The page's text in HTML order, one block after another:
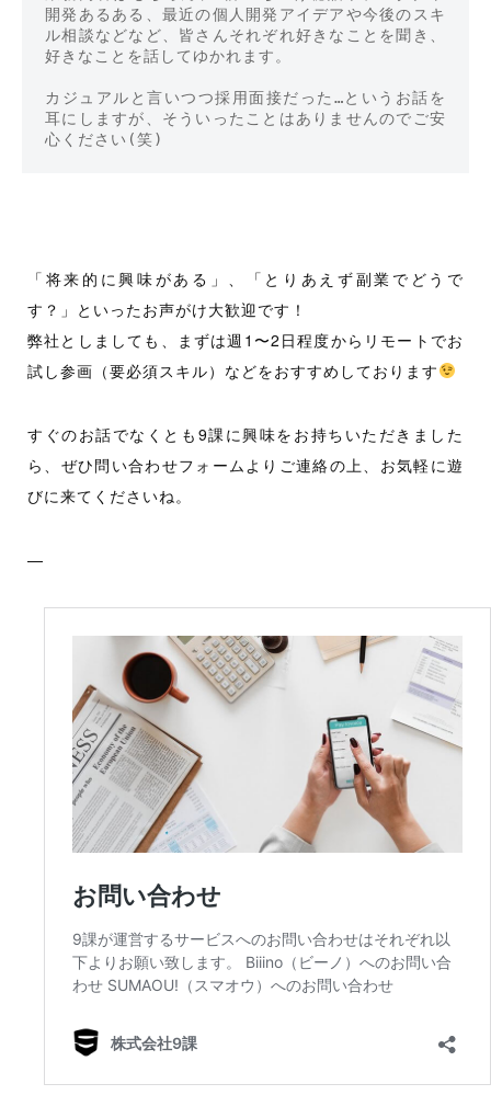
開発あるある、最近の個人開発アイデアや今後のスキ
ル相談などなど、皆さんそれぞれ好きなことを聞き、
好きなことを話してゆかれます。
カジュアルと言いつつ採用面接だった…というお話を
耳にしますが、そういったことはありませんのでご安
心ください(笑)
「将来的に興味がある」、「とりあえず副業でどうで
す？」といったお声がけ大歓迎です！
弊社としましても、まずは週1〜2日程度からリモートでお
試し参画（要必須スキル）などをおすすめしております
すぐのお話でなくとも9課に興味をお持ちいただきました
ら、ぜひ問い合わせフォームよりご連絡の上、お気軽に遊
びに来てくださいね。
—